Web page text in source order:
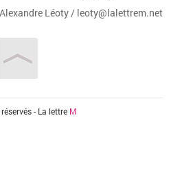
Alexandre Léoty / leo­ty@​la­let­trem.​net
- La lettre M